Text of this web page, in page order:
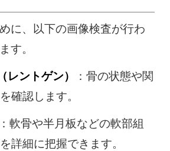
に、以下の画像検査が行わ
す。
レントゲン）
：骨の状態や関
確認します。
軟骨や半月板などの軟部組
詳細に把握できます。